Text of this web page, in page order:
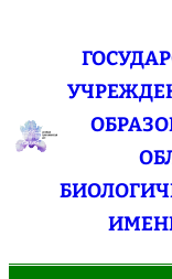
содержимому